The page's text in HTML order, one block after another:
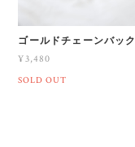
ゴールドチェーンバック
¥3,480
SOLD OUT